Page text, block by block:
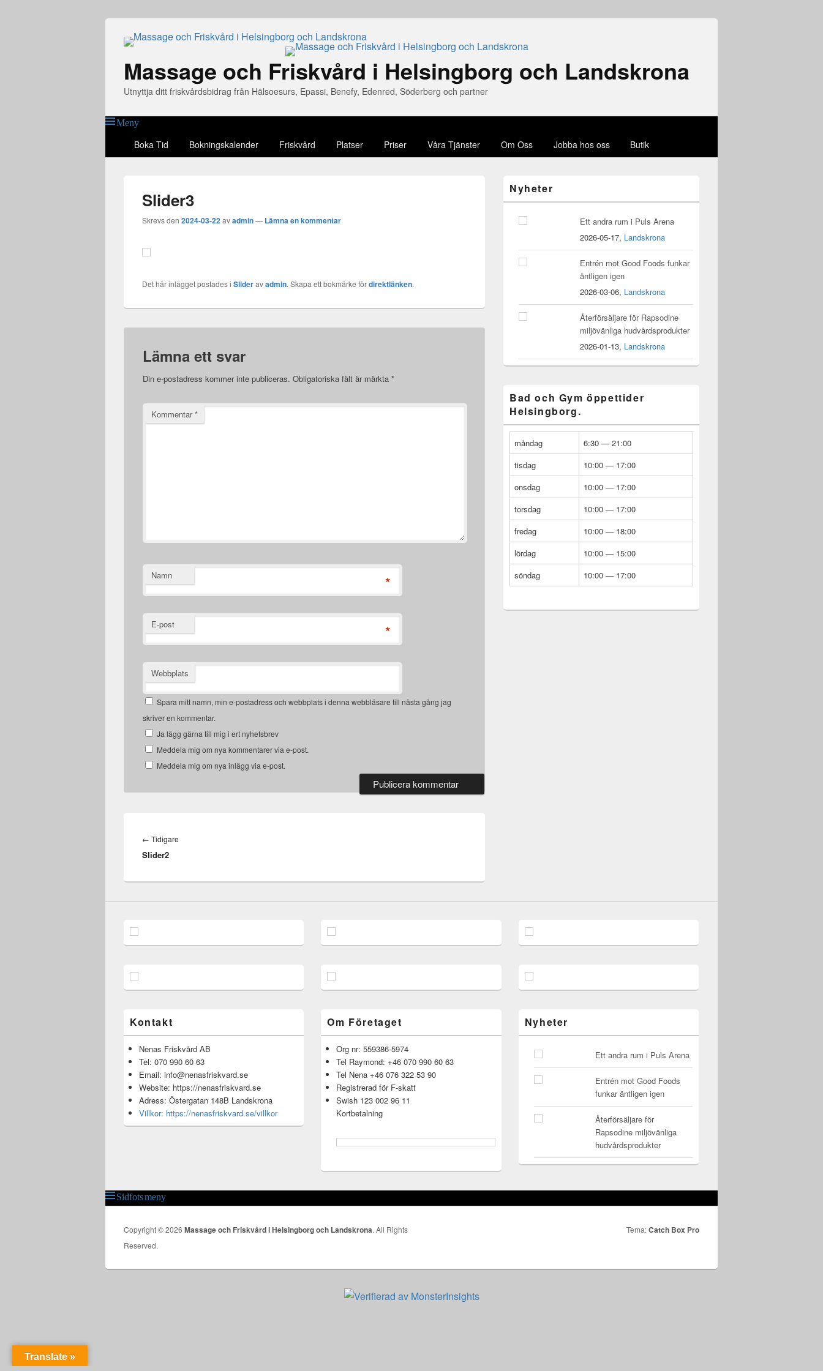
Massage och Friskvård i Helsingborg och Landskrona
Utnyttja ditt friskvårdsbidrag från Hälsoesurs, Epassi, Benefy, Edenred, Söderberg och partner
Meny
Boka Tid Bokningskalender Friskvård Platser Priser Våra Tjänster Om Oss Jobba hos oss Butik
Slider3
Skrevs den 2024-03-22avadmin— Lämna en kommentar
Det här inlägget postades i Slideravadmin. Skapa ett bokmärke fördirektlänken.
Lämna ett svar
Din e-postadress kommer inte publiceras. Obligatoriska fält är märkta *
Kommentar*
Namn *
E-post *
Webbplats
Spara mitt namn, min e-postadress och webbplats i denna webbläsare till nästa gång jag
skriver en kommentar.
Ja lägg gärna till mig i ert nyhetsbrev
Meddela mig om nya kommentarer via e-post.
Meddela mig om nya inlägg via e-post.
← Tidigare
Slider2
område
i
primär
sidomeny
Nyheter
Ett andra rum i Puls Arena
2026-05-17, Landskrona
Entrén mot Good Foods funkar
äntligen igen
2026-03-06, Landskrona
Återförsäljare för Rapsodine
miljövänliga hudvårdsprodukter
2026-01-13, Landskrona
Bad och Gym öppettider
Helsingborg.
måndag
6:30 — 21:00
tisdag
10:00 — 17:00
onsdag
10:00 — 17:00
torsdag
10:00 — 17:00
fredag
10:00 — 18:00
lördag
10:00 — 15:00
söndag
10:00 — 17:00
Kontakt
Nenas Friskvård AB
Tel: 070 990 60 63
Email: info@nenasfriskvard.se
Website: https://nenasfriskvard.se
Adress: Östergatan 148B Landskrona
Villkor: https://nenasfriskvard.se/villkor
Om Företaget
Org nr: 559386-5974
Tel Raymond: +46 070 990 60 63
Tel Nena +46 076 322 53 90
Registrerad för F-skatt
Swish 123 002 96 11
Kortbetalning
Nyheter
Ett andra rum i Puls Arena
Entrén mot Good Foods
funkar äntligen igen
Återförsäljare för
Rapsodine miljövänliga
hudvårdsprodukter
Sidfots meny
Copyright © 2026 Massage och Friskvård i Helsingborg och Landskrona. All Rights
Reserved.
Tema:Catch Box Pro
Translate »